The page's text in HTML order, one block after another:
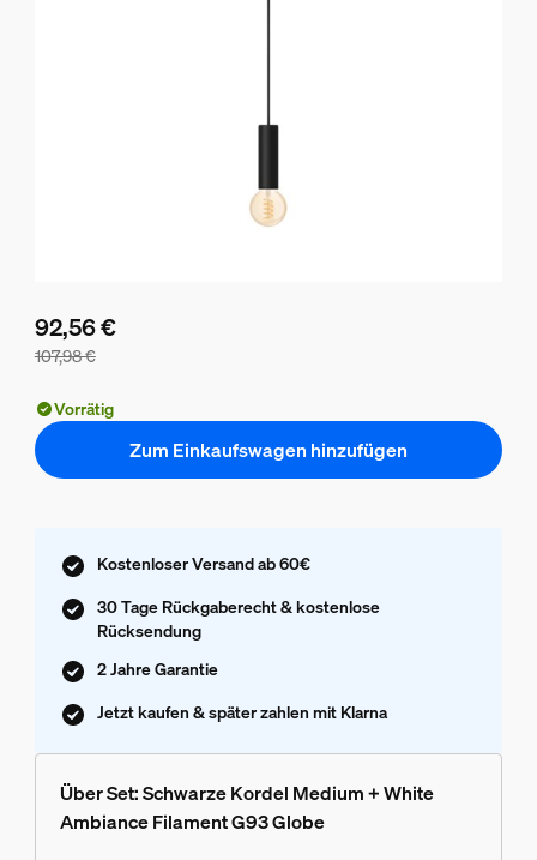
107,98 €
92,56 €
Vorrätig
Zum Einkaufswagen hinzufügen
Kostenloser Versand ab 60€
30 Tage Rückgaberecht & kostenlose
Rücksendung
2 Jahre Garantie
Jetzt kaufen & später zahlen mit Klarna
Über Set: Schwarze Kordel Medium + White
Ambiance Filament G93 Globe